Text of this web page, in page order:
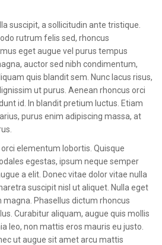
suscipit, a sollicitudin ante tristique.
rutrum felis sed, rhoncus
eget augue vel purus tempus
auctor sed nibh condimentum,
quis blandit sem. Nunc lacus risus,
ut purus. Aenean rhoncus orci
id. In blandit pretium luctus. Etiam
purus enim adipiscing massa, at
elementum lobortis. Quisque
egestas, ipsum neque semper
a elit. Donec vitae dolor vitae nulla
suscipit nisl ut aliquet. Nulla eget
Phasellus dictum rhoncus
Curabitur aliquam, augue quis mollis
leo, non mattis eros mauris eu justo.
ut augue sit amet arcu mattis